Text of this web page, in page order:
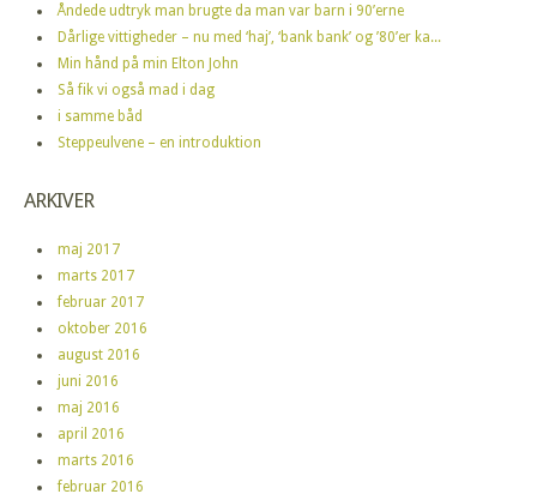
Åndede udtryk man brugte da man var barn i 90’erne
Dårlige vittigheder – nu med ‘haj’, ‘bank bank’ og ’80’er ka...
Min hånd på min Elton John
Så fik vi også mad i dag
i samme båd
Steppeulvene – en introduktion
ARKIVER
maj 2017
marts 2017
februar 2017
oktober 2016
august 2016
juni 2016
maj 2016
april 2016
marts 2016
februar 2016